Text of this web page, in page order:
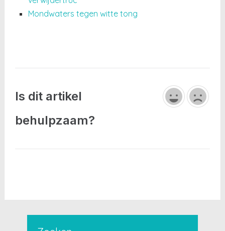
Mondwaters tegen witte tong
Is dit artikel
behulpzaam?